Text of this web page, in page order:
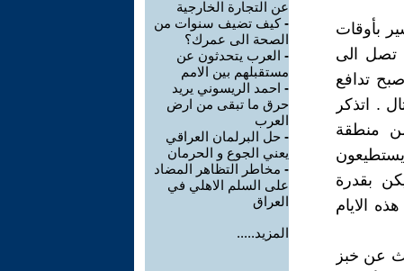
بأوقات
تصل الى
تدافع
. اتذكر
منطقة
بقدرة
الايام
عن خبز
عن التجارة الخارجية
-كيف تضيف سنوات من
الصحة الى عمرك؟
- العرب يتحدثون عن
مستقبلهم بين الامم
- احمد الريسوني يريد
حرق ما تبقى من ارض
العرب
- حل البرلمان العراقي
يعني الجوع و الحرمان
- مخاطر التظاهر المضاد
على السلم الاهلي في
العراق
المزيد.....